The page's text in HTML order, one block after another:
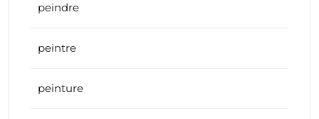
peindre
peintre
peinture